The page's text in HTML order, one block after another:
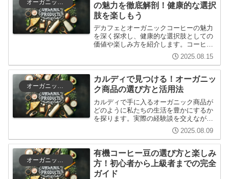
の魅力を徹底解剖！健康的な選択
肢を楽しもう
デカフェとオーガニックコーヒーの魅力
を深く探求し、健康的な選択肢としての
価値や楽しみ方を紹介します。コーヒー
の歴史や文化も交えながら、初心者から
上級者まで楽しめる内容を提供します。
2025.08.15
オーガニック商品
カルディで見つける！オーガニッ
ク商品の選び方と活用法
カルディで手に入るオーガニック商品が
どのように私たちの生活を豊かにするか
を探ります。実際の経験談を交えなが
ら、選び方やおすすめ商品、活用法を紹
介し、オーガニック食品の魅力を伝えま
す。
2025.08.09
オーガニック商品
有機コーヒー豆の選び方と楽しみ
方！初心者から上級者までの完全
ガイド